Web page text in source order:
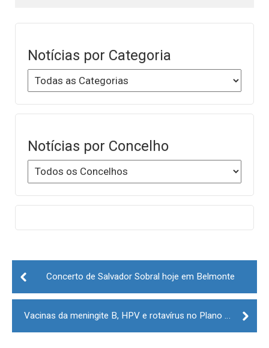
Notícias por Categoria
Notícias por Concelho
Post
navigationConcerto de Salvador Sobral hoje em Belmonte